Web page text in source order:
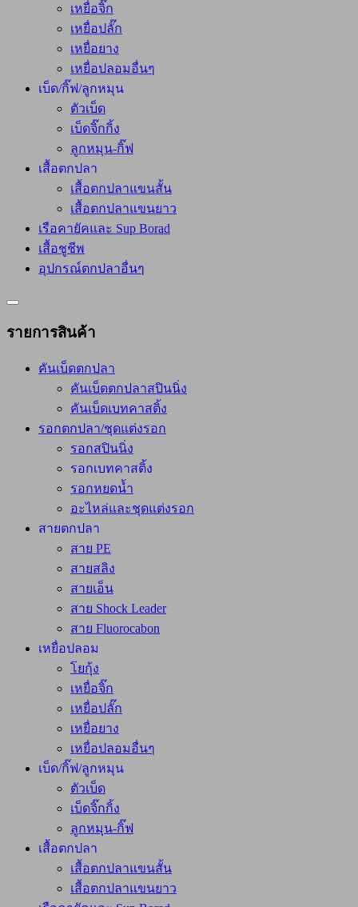
เหยื่อจิ๊ก
เหยื่อปลั๊ก
เหยื่อยาง
เหยื่อปลอมอื่นๆ
เบ็ด/กิ๊ฟ/ลูกหมุน
ตัวเบ็ด
เบ็ดจิ๊กกิ้ง
ลูกหมุน-กิ๊ฟ
เสื้อตกปลา
เสื้อตกปลาแขนสั้น
เสื้อตกปลาแขนยาว
เรือคายัคและ Sup Borad
เสื้อชูชีพ
อุปกรณ์ตกปลาอื่นๆ
Catalog
รายการสินค้า
คันเบ็ดตกปลา
คันเบ็ดตกปลาสปินนิ่ง
คันเบ็ดเบทคาสติ้ง
รอกตกปลา/ชุดแต่งรอก
รอกสปินนิ่ง
รอกเบทคาสติ้ง
รอกหยดน้ำ
อะไหล่และชุดแต่งรอก
สายตกปลา
สาย PE
สายสลิง
สายเอ็น
สาย Shock Leader
สาย Fluorocabon
เหยื่อปลอม
โยกุ้ง
เหยื่อจิ๊ก
เหยื่อปลั๊ก
เหยื่อยาง
เหยื่อปลอมอื่นๆ
เบ็ด/กิ๊ฟ/ลูกหมุน
ตัวเบ็ด
เบ็ดจิ๊กกิ้ง
ลูกหมุน-กิ๊ฟ
เสื้อตกปลา
เสื้อตกปลาแขนสั้น
เสื้อตกปลาแขนยาว